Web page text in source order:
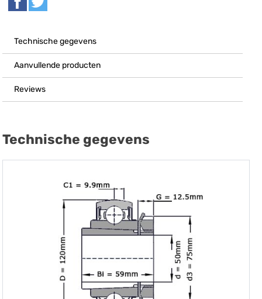
Technische gegevens
Aanvullende producten
Reviews
Technische gegevens